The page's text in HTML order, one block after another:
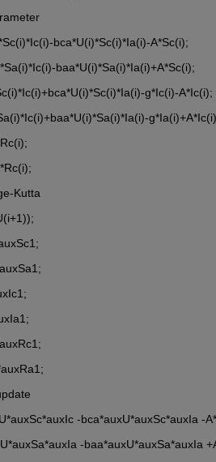
bca*U(i)*Sc(i)*Ia(i)-A*Sc(i);
baa*U(i)*Sa(i)*Ia(i)+A*Sc(i);
g*Ic(i)-A*Ic(i);
Kutta
-bca*auxU*auxSc*auxIa -
-baa*auxU*auxSa*auxIa